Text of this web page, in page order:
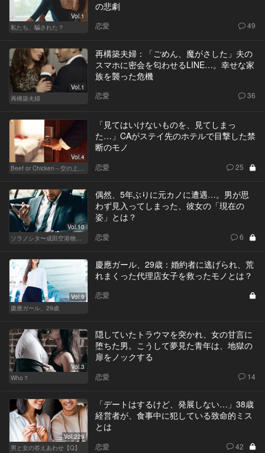
Vol.1
私たち、騙された？
の悲劇
恋愛 49
Vol.1
再構築夫婦
再構築夫婦：「ごめん、魔がさした」夫の
スマホに密会を匂わせるLINE…。幸せな家
族を襲った危機
恋愛 36
Vol.4
Beef or Chicken～空の上の恋愛模様～
「見てはいけないものを、見てしまっ
た…」CAがステイ先のホテルで目撃した禁
断のモノ
恋愛 25
Vol.10
ソラノシタ〜成田空港物語〜
偶然、5年ぶりに元カノに遭遇…。男が思
わず見入ってしまった、彼女の「現在の
姿」とは？
恋愛 6
Vol.9
慶應ガール、29歳
慶應ガール、29歳：婚約者に逃げられ、荒
れまくった代理店女子を救ったモノとは？
恋愛
Vol.3
Who？
隠していたトラウマを突かれ、女の甘言に
堕ちた男。こうして夢見た青年は、地獄の
扉をノックする
恋愛 14
Vol.229
男と女の答えあわせ【Q】
「デートはするけど、発展しない…」38歳
経営者が、食事中に犯している致命的ミス
とは
恋愛 42